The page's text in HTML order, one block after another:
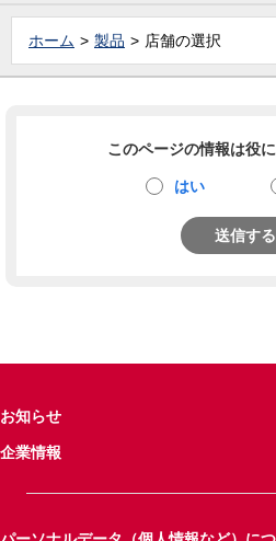
ホーム 製品 店舗の選択
このページの情報は役
はい
送信する
お知らせ
企業情報